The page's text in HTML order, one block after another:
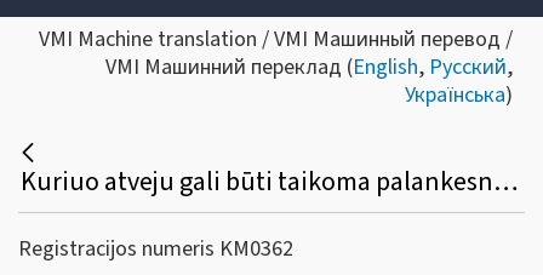
VMI Machine translation / VMI Машинный перевод /
VMI Машинний переклад (English, Русский,
Українська)
Kuriuo atveju gali būti taikoma palankesnė ar nepalankesnė PVM grąžinimo tvarka?
Registracijos numeris KM0362